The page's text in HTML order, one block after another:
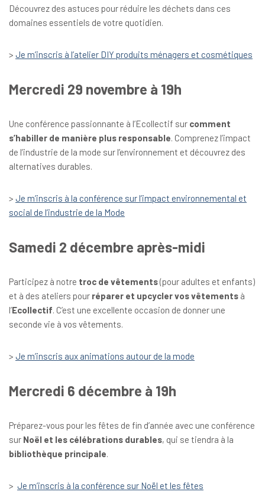
Découvrez des astuces pour réduire les déchets dans ces
domaines essentiels de votre quotidien.
> Je m’inscris à l’atelier DIY produits ménagers et cosmétiques
Mercredi 29 novembre à 19h
Une conférence passionnante à l’Ecollectif sur comment
s’habiller de manière plus responsable. Comprenez l’impact
de l’industrie de la mode sur l’environnement et découvrez des
alternatives durables.
> Je m’inscris à la conférence sur l’impact environnemental et
social de l’industrie de la Mode
Samedi 2 décembre après-midi
Participez à notre troc de vêtements(pour adultes et enfants)
et à des ateliers pour réparer et upcycler vos vêtements à
l’Ecollectif. C’est une excellente occasion de donner une
seconde vie à vos vêtements.
> Je m’inscris aux animations autour de la mode
Mercredi 6 décembre à 19h
Préparez-vous pour les fêtes de fin d’année avec une conférence
sur Noël et les célébrations durables, qui se tiendra à la
bibliothèque principale.
> Je m’inscris à la conférence sur Noël et les fêtes